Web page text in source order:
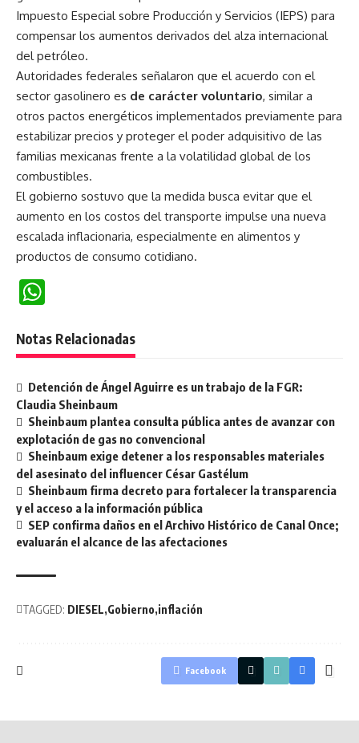
Impuesto Especial sobre Producción y Servicios (IEPS) para
compensar los aumentos derivados del alza internacional
del petróleo.
Autoridades federales señalaron que el acuerdo con el
sector gasolinero es de carácter voluntario, similar a
otros pactos energéticos implementados previamente para
estabilizar precios y proteger el poder adquisitivo de las
familias mexicanas frente a la volatilidad global de los
combustibles.
El gobierno sostuvo que la medida busca evitar que el
aumento en los costos del transporte impulse una nueva
escalada inflacionaria, especialmente en alimentos y
productos de consumo cotidiano.
Notas Relacionadas
Detención de Ángel Aguirre es un trabajo de la FGR:
Claudia Sheinbaum
Sheinbaum plantea consulta pública antes de avanzar con
explotación de gas no convencional
Sheinbaum exige detener a los responsables materiales
del asesinato del influencer César Gastélum
Sheinbaum firma decreto para fortalecer la transparencia
y el acceso a la información pública
SEP confirma daños en el Archivo Histórico de Canal Once;
evaluarán el alcance de las afectaciones
TAGGED: DIESEL Gobierno inflación
Facebook